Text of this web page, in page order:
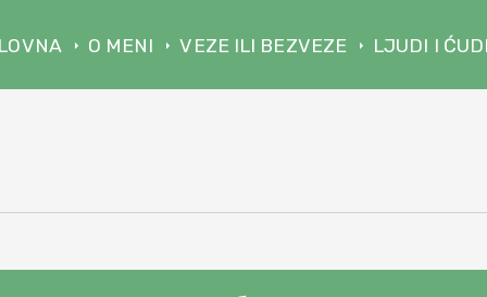
O MENI VEZE ILI BEZVEZE LJUDI I ĆUDI